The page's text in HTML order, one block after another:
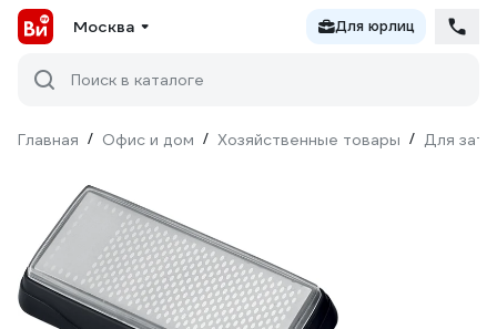
Москва Для юрлиц
Поиск в каталоге
Главная / Офис и дом / Хозяйственные товары / Для